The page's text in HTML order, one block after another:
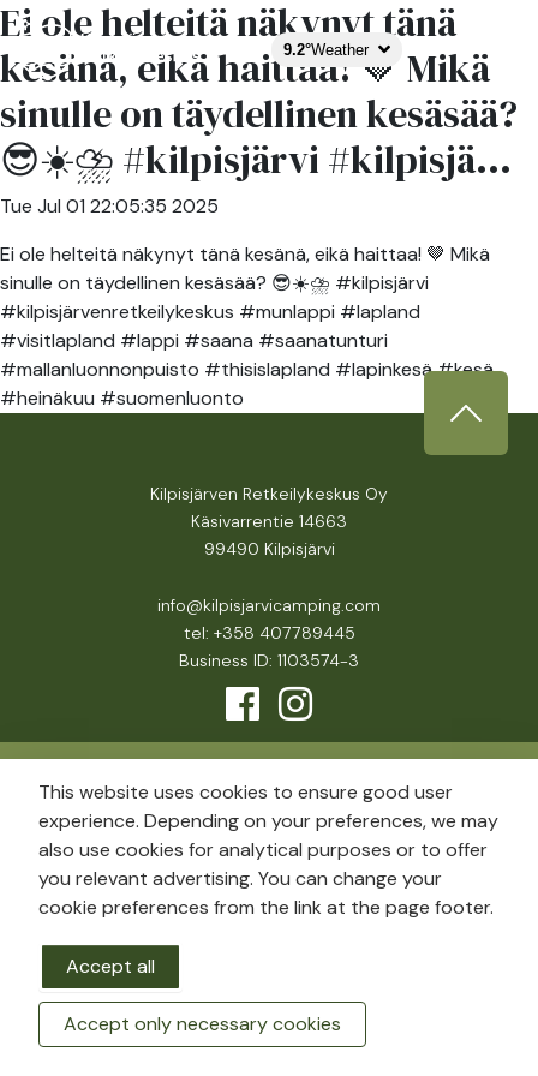
9.2°Weather
Ei ole helteitä näkynyt tänä
kesänä, eikä haittaa! 🤎 Mikä
sinulle on täydellinen kesäsää?
😎☀️⛈️ #kilpisjärvi #kilpisjä...
Tue Jul 01 22:05:35 2025
Ei ole helteitä näkynyt tänä kesänä, eikä haittaa! 🤎 Mikä
sinulle on täydellinen kesäsää? 😎☀️⛈️ #kilpisjärvi
#kilpisjärvenretkeilykeskus #munlappi #lapland
#visitlapland #lappi #saana #saanatunturi
#mallanluonnonpuisto #thisislapland #lapinkesä #kesä
#heinäkuu #suomenluonto
Kilpisjärven Retkeilykeskus Oy
Käsivarrentie 14663
99490 Kilpisjärvi
info@kilpisjarvicamping.com
tel: +358 407789445
Business ID: 1103574-3
BOOK A ROOM
This website uses cookies to ensure good user
experience. Depending on your preferences, we may
also use cookies for analytical purposes or to offer
you relevant advertising. You can change your
cookie preferences from the link at the page footer.
Accept all
Accept only necessary cookies